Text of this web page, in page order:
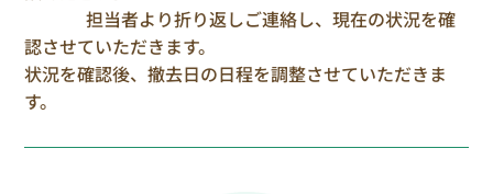
担当者より折り返しご連絡し、現在の状況を確
認させていただきます。
状況を確認後、撤去日の日程を調整させていただきま
す。